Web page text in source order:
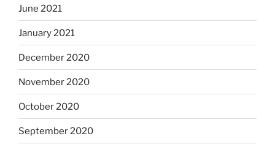
June 2021
January 2021
December 2020
November 2020
October 2020
September 2020